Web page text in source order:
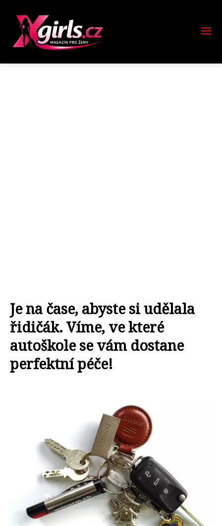
Je na čase, abyste si udělala
řidičák. Víme, ve které
autoškole se vám dostane
perfektní péče!